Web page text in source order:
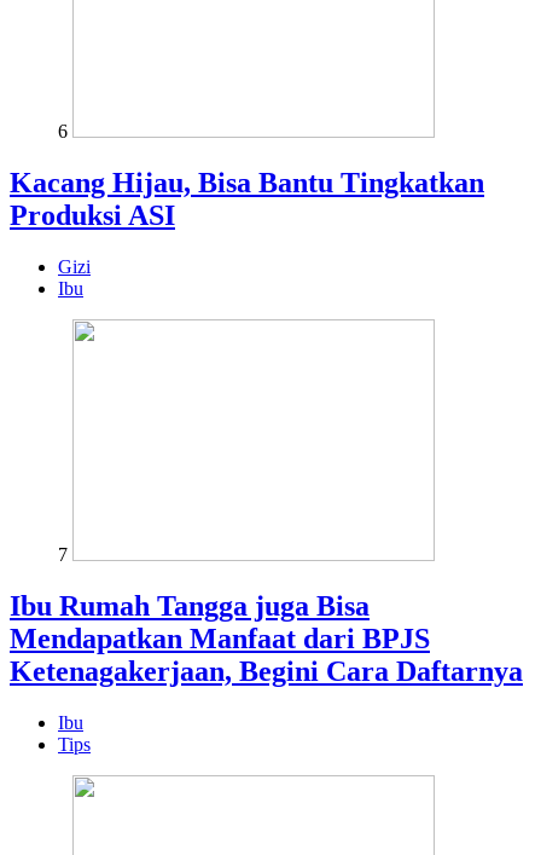
6
Kacang Hijau, Bisa Bantu Tingkatkan
Produksi ASI
Gizi
Ibu
7
Ibu Rumah Tangga juga Bisa
Mendapatkan Manfaat dari BPJS
Ketenagakerjaan, Begini Cara Daftarnya
Ibu
Tips